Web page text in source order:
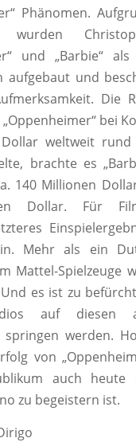
Phänomen.
wurden
und „Barbie“
aufgebaut und
Die
bei
weltweit rund
brachte es
140 Millionen
Dollar. Für
Mehr als ein
Mattel-Spielzeuge
es ist zu
auf diesen
springen werden.
von
auch
zu begeistern ist.